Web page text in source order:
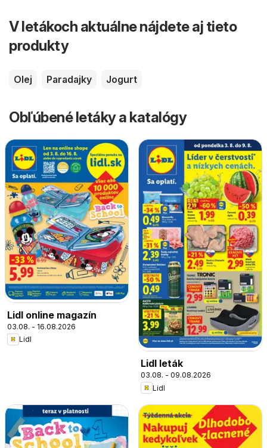
V letákoch aktuálne nájdete aj tieto
produkty
Olej Paradajky Jogurt
Obľúbené letáky a katalógy
Lidl online magazín
03.08. - 16.08.2026
Lidl
Lidl leták
03.08. - 09.08.2026
Lidl